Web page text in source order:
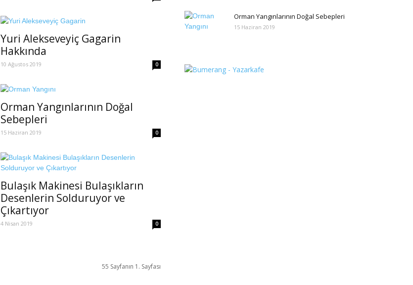
Yuri Alekseveyiç Gagarin
Hakkında
10 Ağustos 2019 0
Orman Yangınlarının Doğal
Sebepleri
15 Haziran 2019 0
Bulaşık Makinesi Bulaşıkların
Desenlerin Solduruyor ve
Çıkartıyor
4 Nisan 2019 0
55 Sayfanın 1. Sayfası
Orman Yangınlarının Doğal Sebepleri
15 Haziran 2019